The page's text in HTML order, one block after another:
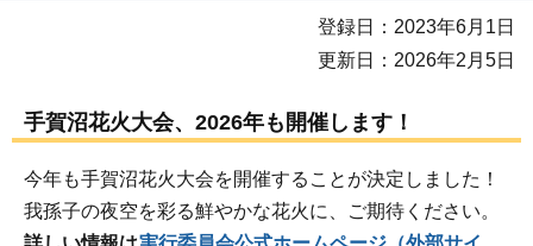
登録日：2023年6月1日
更新日：2026年2月5日
手賀沼花火大会、2026年も開催します！
今年も手賀沼花火大会を開催することが決定しました！
我孫子の夜空を彩る鮮やかな花火に、ご期待ください。